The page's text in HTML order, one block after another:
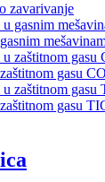
zavarivanje
gasu
gasu